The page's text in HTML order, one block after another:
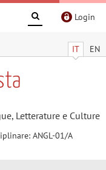
Login
IT EN
Letterature e Culture
ANGL-01/A